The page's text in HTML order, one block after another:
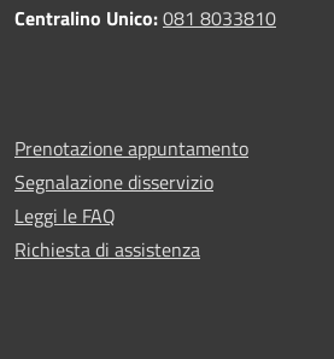
Centralino Unico:081 8033810
Prenotazione appuntamento
Segnalazione disservizio
Leggi le FAQ
Richiesta di assistenza